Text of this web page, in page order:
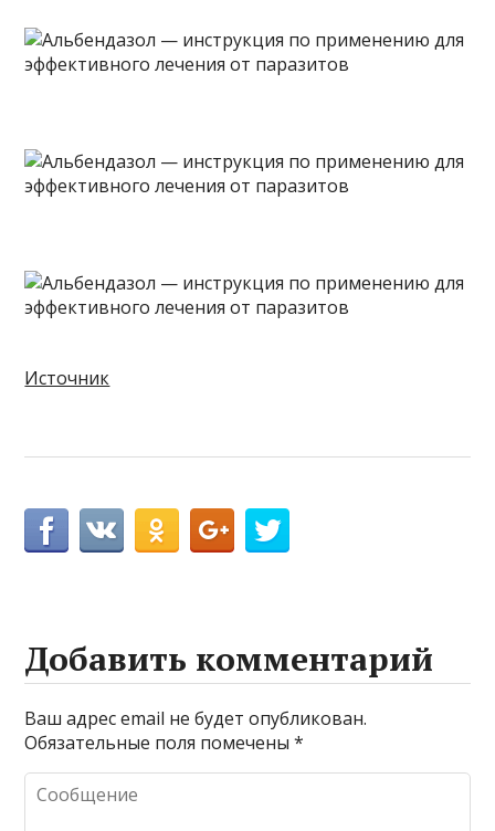
Источник
Добавить комментарий
Ваш адрес email не будет опубликован.
Обязательные поля помечены*